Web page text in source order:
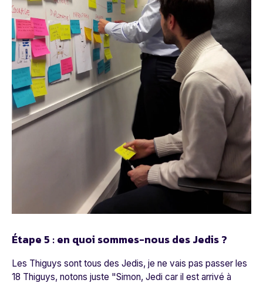
Étape 5 : en quoi sommes-nous des Jedis ?
Les Thiguys sont tous des Jedis, je ne vais pas passer les
18 Thiguys, notons juste "Simon, Jedi car il est arrivé à